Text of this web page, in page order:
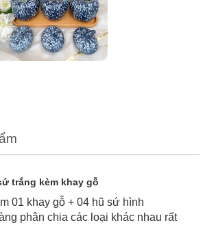
trắng kèm khay gỗ
01 khay gỗ + 04 hũ sứ hình
phân chia các loại khác nhau rất